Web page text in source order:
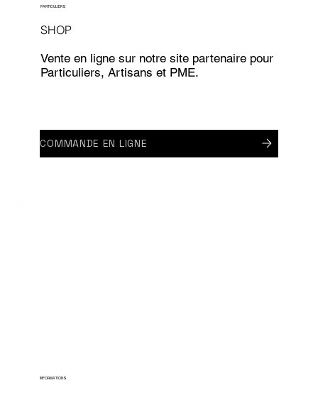
SHOP
PARTICULIERS
Vente en ligne sur notre site partenaire pour
Particuliers, Artisans et PME.
COMMANDE EN LIGNE
INFORMATIONS